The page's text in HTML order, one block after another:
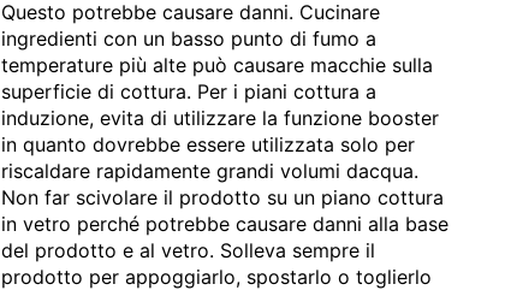
Questo potrebbe causare danni. Cucinare
ingredienti con un basso punto di fumo a
temperature più alte può causare macchie sulla
superficie di cottura. Per i piani cottura a
induzione, evita di utilizzare la funzione booster
in quanto dovrebbe essere utilizzata solo per
riscaldare rapidamente grandi volumi dacqua.
Non far scivolare il prodotto su un piano cottura
in vetro perché potrebbe causare danni alla base
del prodotto e al vetro. Solleva sempre il
prodotto per appoggiarlo, spostarlo o toglierlo